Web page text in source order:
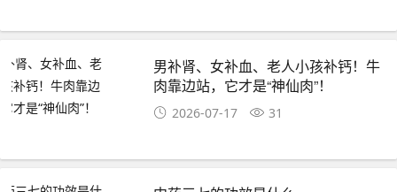
男补肾、女补血、老人小孩补钙！牛
肉靠边站，它才是“神仙肉”！
2026-07-17 31